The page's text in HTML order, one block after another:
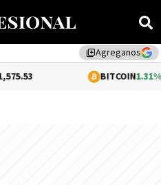
library_addAgreganos
1.31%$65,123.35